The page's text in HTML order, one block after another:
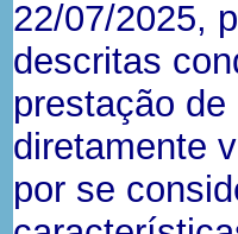
22/07/2025,
descritas
prestação
diretamente
por se